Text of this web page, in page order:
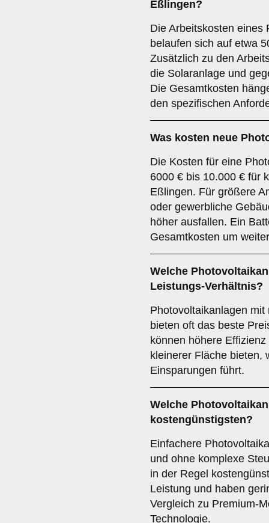
Eßlingen?
Die Arbeitskosten eines
belaufen sich auf etwa
Zusätzlich zu den
die Solaranlage und
Die Gesamtkosten
den spezifischen
Was kosten neue
Die Kosten für eine
6000 € bis 10.000 € für
Eßlingen. Für größere
oder gewerbliche
höher ausfallen. Ein
Gesamtkosten um
Welche
Leistungs-Verhältnis?
Photovoltaikanlagen
bieten oft das beste
können höhere
kleinerer Fläche bieten,
Einsparungen führt.
Welche
kostengünstigsten?
Einfachere
und ohne komplexe
in der Regel
Leistung und haben
Vergleich zu Premium-
Technologie.